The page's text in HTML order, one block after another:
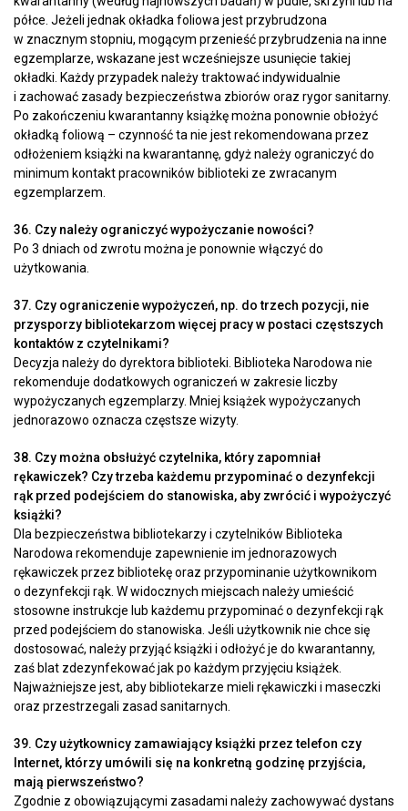
półce. Jeżeli jednak okładka foliowa jest przybrudzona
w znacznym stopniu, mogącym przenieść przybrudzenia na inne
egzemplarze, wskazane jest wcześniejsze usunięcie takiej
okładki. Każdy przypadek należy traktować indywidualnie
i zachować zasady bezpieczeństwa zbiorów oraz rygor sanitarny.
Po zakończeniu kwarantanny książkę można ponownie obłożyć
okładką foliową – czynność ta nie jest rekomendowana przez
odłożeniem książki na kwarantannę, gdyż należy ograniczyć do
minimum kontakt pracowników biblioteki ze zwracanym
egzemplarzem.
36. Czy należy ograniczyć wypożyczanie nowości?
Po 3 dniach od zwrotu można je ponownie włączyć do
użytkowania.
37. Czy ograniczenie wypożyczeń, np. do trzech pozycji, nie
przysporzy bibliotekarzom więcej pracy w postaci częstszych
kontaktów z czytelnikami?
Decyzja należy do dyrektora biblioteki. Biblioteka Narodowa nie
rekomenduje dodatkowych ograniczeń w zakresie liczby
wypożyczanych egzemplarzy. Mniej książek wypożyczanych
jednorazowo oznacza częstsze wizyty.
38. Czy można obsłużyć czytelnika, który zapomniał
rękawiczek? Czy trzeba każdemu przypominać o dezynfekcji
rąk przed podejściem do stanowiska, aby zwrócić i wypożyczyć
książki?
Dla bezpieczeństwa bibliotekarzy i czytelników Biblioteka
Narodowa rekomenduje zapewnienie im jednorazowych
rękawiczek przez bibliotekę oraz przypominanie użytkownikom
o dezynfekcji rąk. W widocznych miejscach należy umieścić
stosowne instrukcje lub każdemu przypominać o dezynfekcji rąk
przed podejściem do stanowiska. Jeśli użytkownik nie chce się
dostosować, należy przyjąć książki i odłożyć je do kwarantanny,
zaś blat zdezynfekować jak po każdym przyjęciu książek.
Najważniejsze jest, aby bibliotekarze mieli rękawiczki i maseczki
oraz przestrzegali zasad sanitarnych.
39. Czy użytkownicy zamawiający książki przez telefon czy
Internet, którzy umówili się na konkretną godzinę przyjścia,
mają pierwszeństwo?
Zgodnie z obowiązującymi zasadami należy zachowywać dystans